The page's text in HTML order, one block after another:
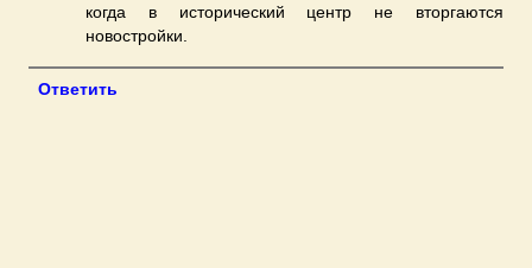
когда в исторический центр не вторгаются
новостройки.
Ответить